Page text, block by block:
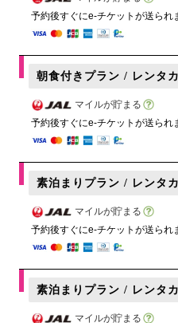
予約後すぐにe-チケットが送られ
朝食付きプラン / レンタ
マイルが貯まる
予約後すぐにe-チケットが送られ
素泊まりプラン / レンタ
マイルが貯まる
予約後すぐにe-チケットが送られ
素泊まりプラン / レンタ
マイルが貯まる